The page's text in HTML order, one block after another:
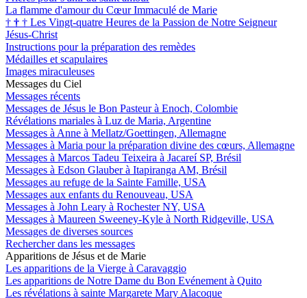
La flamme d'amour du Cœur Immaculé de Marie
† † † Les Vingt-quatre Heures de la Passion de Notre Seigneur
Jésus-Christ
Instructions pour la préparation des remèdes
Médailles et scapulaires
Images miraculeuses
Messages du Ciel
Messages récents
Messages de Jésus le Bon Pasteur à Enoch, Colombie
Révélations mariales à Luz de Maria, Argentine
Messages à Anne à Mellatz/Goettingen, Allemagne
Messages à Maria pour la préparation divine des cœurs, Allemagne
Messages à Marcos Tadeu Teixeira à Jacareí SP, Brésil
Messages à Edson Glauber à Itapiranga AM, Brésil
Messages au refuge de la Sainte Famille, USA
Messages aux enfants du Renouveau, USA
Messages à John Leary à Rochester NY, USA
Messages à Maureen Sweeney-Kyle à North Ridgeville, USA
Messages de diverses sources
Rechercher dans les messages
Apparitions de Jésus et de Marie
Les apparitions de la Vierge à Caravaggio
Les apparitions de Notre Dame du Bon Evénement à Quito
Les révélations à sainte Margarete Mary Alacoque